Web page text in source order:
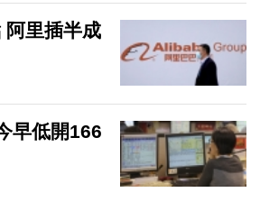
阿里插半成
早低開166